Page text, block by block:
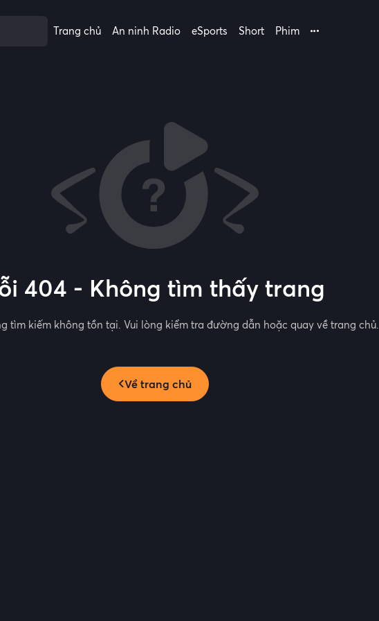
Trang chủ An ninh Radio eSports Short Phim
404 - Không tìm thấy trang
tìm kiếm không tồn tại. Vui lòng kiểm tra đường dẫn hoặc quay về trang chủ.
Về trang chủ